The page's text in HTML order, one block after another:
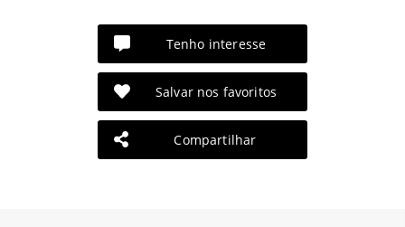
Tenho interesse
Salvar nos favoritos
Compartilhar